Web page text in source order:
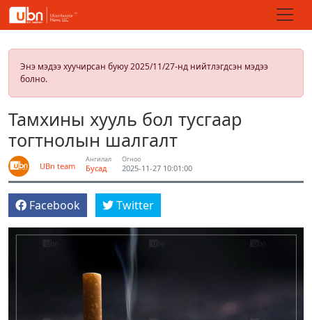
Энэ мэдээ хуучирсан буюу 2025/11/27-нд нийтлэгдсэн мэдээ
болно.
Тамхины хууль бол тусгаар
тогтнолын шалгалт
UBn team
Ангилал
Бусад
Огноо
2025-11-27 10:01:00
Facebook Twitter